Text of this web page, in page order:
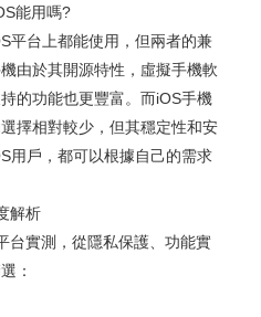
能用嗎?
台上都能使用，但兩者的兼
由於其開源特性，虛擬手機軟
的功能也更豐富。而iOS手機
擇相對較少，但其穩定性和安
用戶，都可以根據自己的需求
解析
實測，從隱私保護、功能實
：